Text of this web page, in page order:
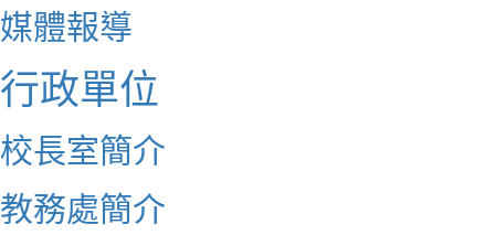
媒體報導
行政單位
校長室簡介
教務處簡介